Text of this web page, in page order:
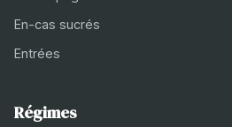
En-cas sucrés
Entrées
Régimes